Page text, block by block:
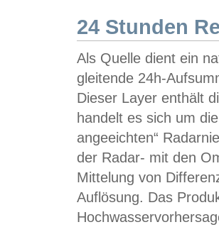
24 Stunden
Als Quelle dient ein
gleitende 24h-
Dieser Layer enthält
handelt es sich um
angeeichten“
der Radar- mit den
Mittelung von
Auflösung. Das